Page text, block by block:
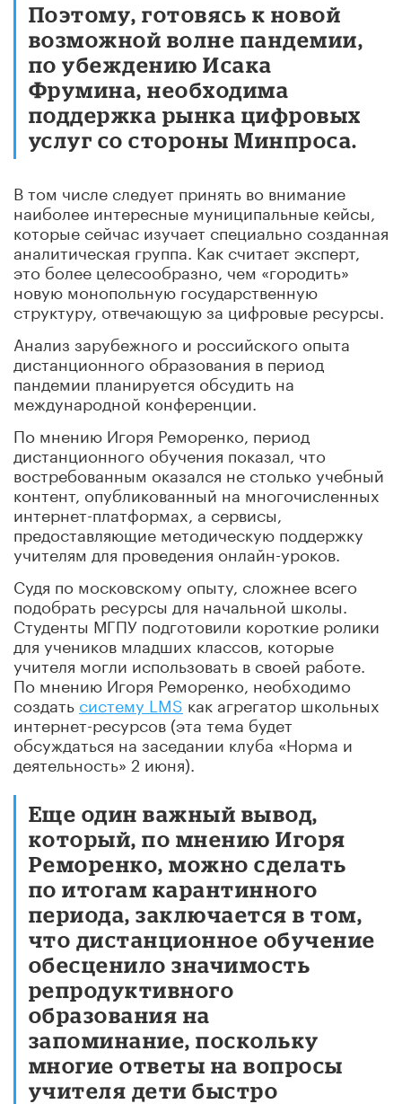
Поэтому, готовясь к новой
возможной волне пандемии,
по убеждению Исака
Фрумина, необходима
поддержка рынка цифровых
услуг со стороны Минпроса.
В том числе следует принять во внимание
наиболее интересные муниципальные кейсы,
которые сейчас изучает специально созданная
аналитическая группа. Как считает эксперт,
это более целесообразно, чем «городить»
новую монопольную государственную
структуру, отвечающую за цифровые ресурсы.
Анализ зарубежного и российского опыта
дистанционного образования в период
пандемии планируется обсудить на
международной конференции.
По мнению Игоря Реморенко, период
дистанционного обучения показал, что
востребованным оказался не столько учебный
контент, опубликованный на многочисленных
интернет-платформах, а сервисы,
предоставляющие методическую поддержку
учителям для проведения онлайн-уроков.
Судя по московскому опыту, сложнее всего
подобрать ресурсы для начальной школы.
Студенты МГПУ подготовили короткие ролики
для учеников младших классов, которые
учителя могли использовать в своей работе.
По мнению Игоря Реморенко, необходимо
создать систему LMS как агрегатор школьных
интернет-ресурсов (эта тема будет
обсуждаться на заседании клуба «Норма и
деятельность» 2 июня).
Еще один важный вывод,
который, по мнению Игоря
Реморенко, можно сделать
по итогам карантинного
периода, заключается в том,
что дистанционное обучение
обесценило значимость
репродуктивного
образования на
запоминание, поскольку
многие ответы на вопросы
учителя дети быстро